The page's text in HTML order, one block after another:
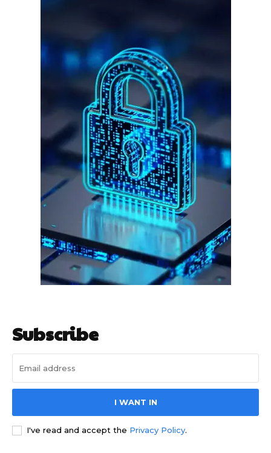
गुरुग्राम साइबर पुलिस ने बीते छह महीने में 18 बैंक कर्मचारियों को किया गिरफ्तार
इन लोगों ने लालच में आकर बैंक खाते खोलकर साइबर ठगों को उपलब्ध कराए
हर खाते के बदले मिलते थे 20 से 25 हजार
Subscribe
I WANT IN
I've read and accept the Privacy Policy.